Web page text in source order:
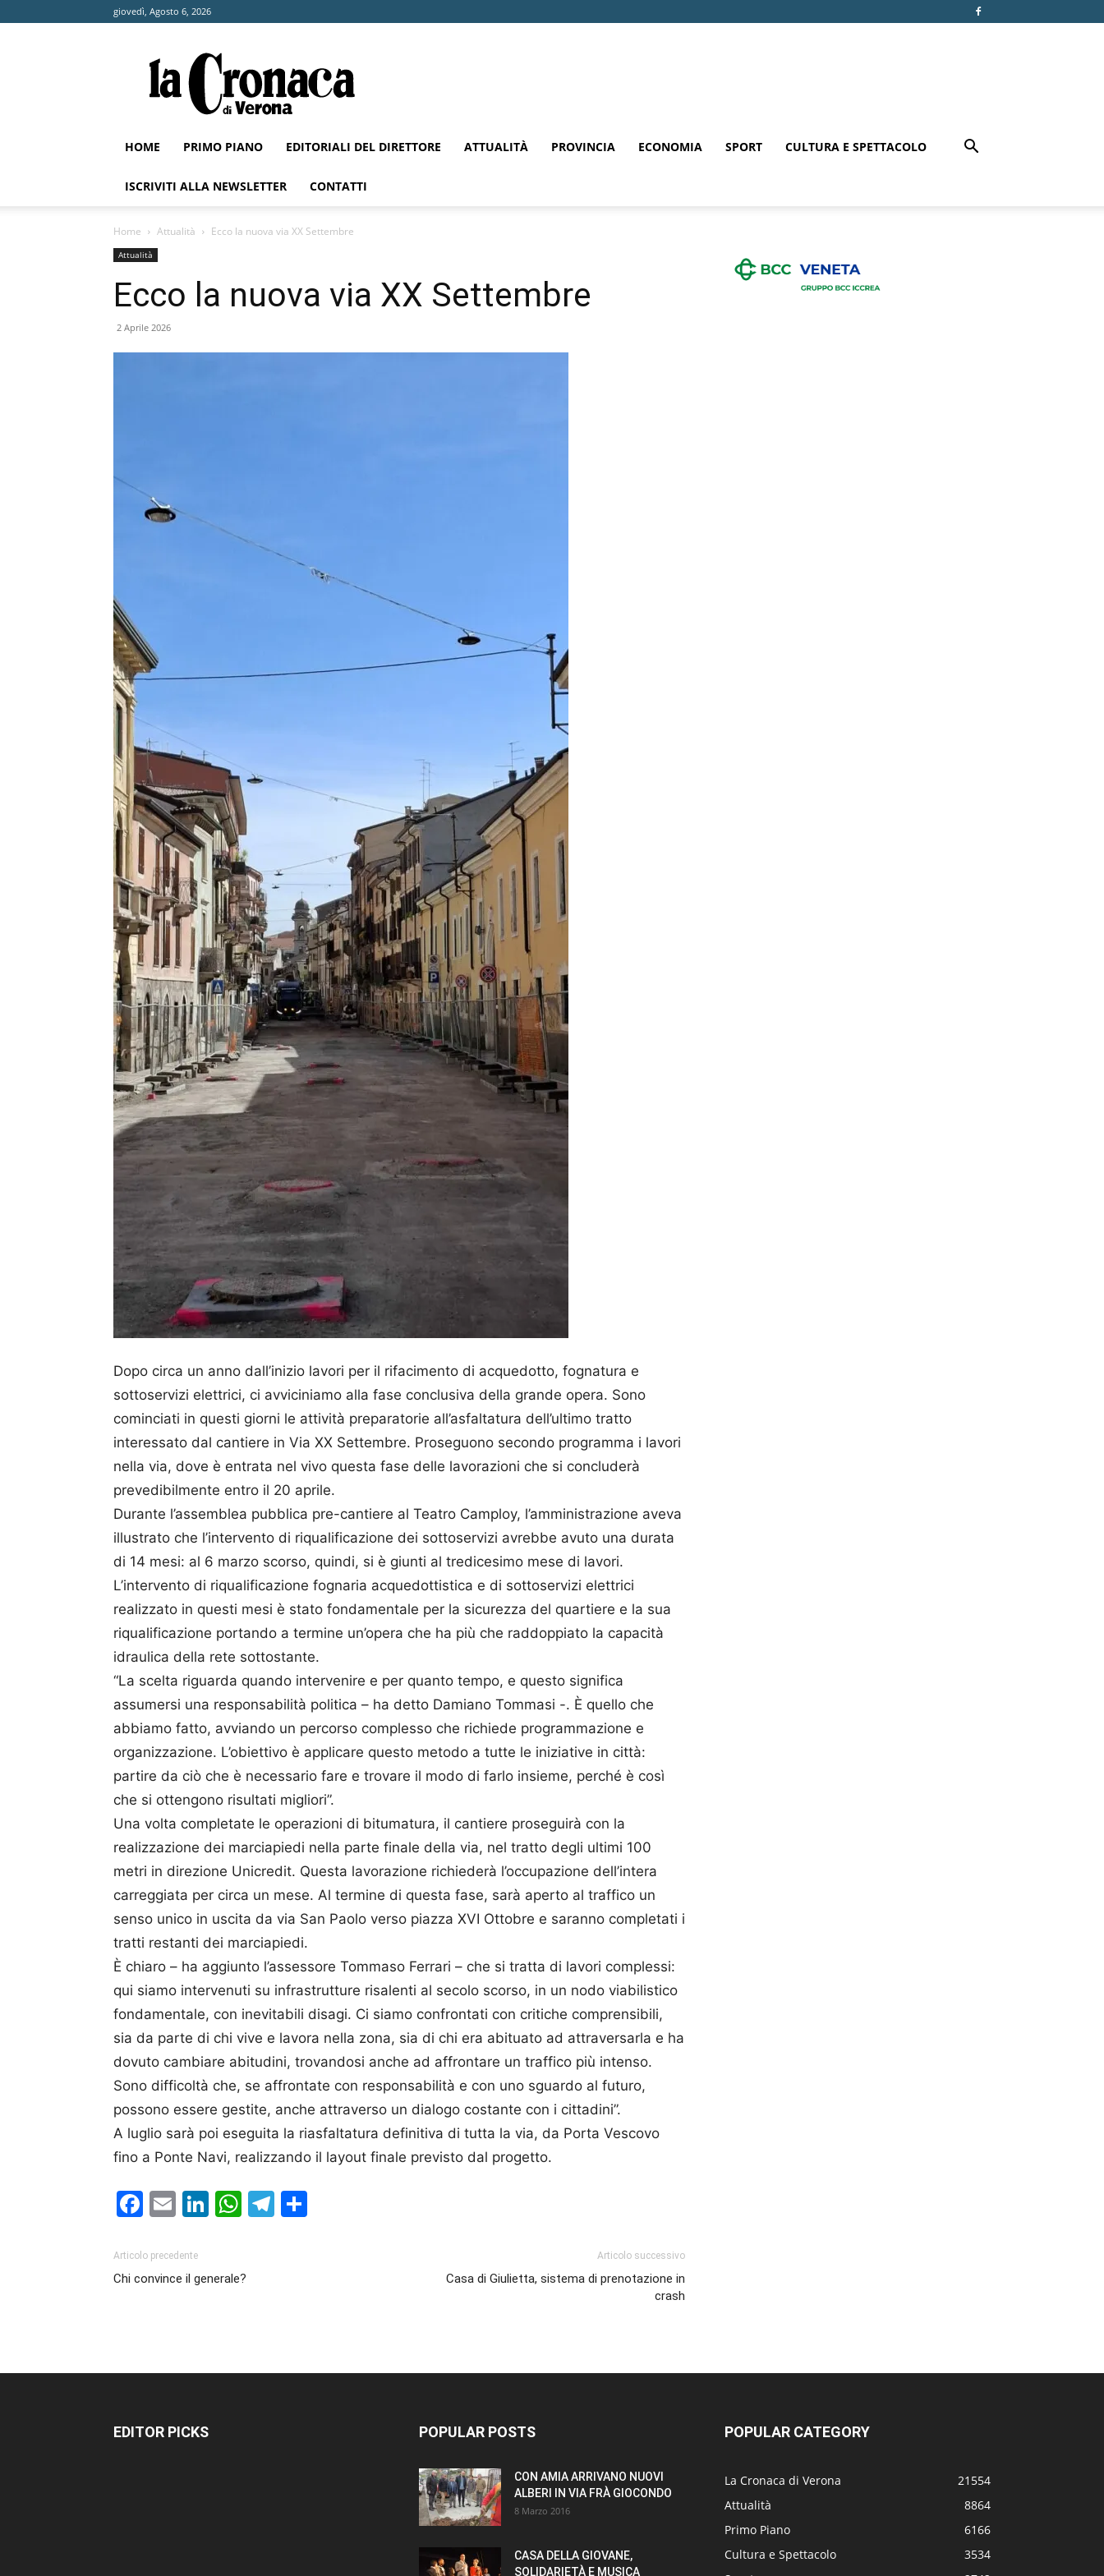
giovedì, Agosto 6, 2026
Cronaca
di
Verona
HOME PRIMO PIANO EDITORIALI DEL DIRETTORE ATTUALITÀ PROVINCIA ECONOMIA SPORT CULTURA E SPETTACOLO
ISCRIVITI ALLA NEWSLETTER CONTATTI
Home Attualità Ecco la nuova via XX Settembre
Attualità
Ecco la nuova via XX Settembre
2 Aprile 2026
Dopo circa un anno dall’inizio lavori per il rifacimento di acquedotto, fognatura e
sottoservizi elettrici, ci avviciniamo alla fase conclusiva della grande opera. Sono
cominciati in questi giorni le attività preparatorie all’asfaltatura dell’ultimo tratto
interessato dal cantiere in Via XX Settembre. Proseguono secondo programma i lavori
nella via, dove è entrata nel vivo questa fase delle lavorazioni che si concluderà
prevedibilmente entro il 20 aprile.
Durante l’assemblea pubblica pre-cantiere al Teatro Camploy, l’amministrazione aveva
illustrato che l’intervento di riqualificazione dei sottoservizi avrebbe avuto una durata
di 14 mesi: al 6 marzo scorso, quindi, si è giunti al tredicesimo mese di lavori.
L’intervento di riqualificazione fognaria acquedottistica e di sottoservizi elettrici
realizzato in questi mesi è stato fondamentale per la sicurezza del quartiere e la sua
riqualificazione portando a termine un’opera che ha più che raddoppiato la capacità
idraulica della rete sottostante.
“La scelta riguarda quando intervenire e per quanto tempo, e questo significa
assumersi una responsabilità politica – ha detto Damiano Tommasi -. È quello che
abbiamo fatto, avviando un percorso complesso che richiede programmazione e
organizzazione. L’obiettivo è applicare questo metodo a tutte le iniziative in città:
partire da ciò che è necessario fare e trovare il modo di farlo insieme, perché è così
che si ottengono risultati migliori”.
Una volta completate le operazioni di bitumatura, il cantiere proseguirà con la
realizzazione dei marciapiedi nella parte finale della via, nel tratto degli ultimi 100
metri in direzione Unicredit. Questa lavorazione richiederà l’occupazione dell’intera
carreggiata per circa un mese. Al termine di questa fase, sarà aperto al traffico un
senso unico in uscita da via San Paolo verso piazza XVI Ottobre e saranno completati i
tratti restanti dei marciapiedi.
È chiaro – ha aggiunto l’assessore Tommaso Ferrari – che si tratta di lavori complessi:
qui siamo intervenuti su infrastrutture risalenti al secolo scorso, in un nodo viabilistico
fondamentale, con inevitabili disagi. Ci siamo confrontati con critiche comprensibili,
sia da parte di chi vive e lavora nella zona, sia di chi era abituato ad attraversarla e ha
dovuto cambiare abitudini, trovandosi anche ad affrontare un traffico più intenso.
Sono difficoltà che, se affrontate con responsabilità e con uno sguardo al futuro,
possono essere gestite, anche attraverso un dialogo costante con i cittadini”.
A luglio sarà poi eseguita la riasfaltatura definitiva di tutta la via, da Porta Vescovo
fino a Ponte Navi, realizzando il layout finale previsto dal progetto.
Facebook
EmailLinkedIn
WhatsApp
Telegram
Articolo precedente
Chi convince il generale?
Articolo successivo
Casa di Giulietta, sistema di prenotazione in
crash
EDITOR PICKS POPULAR POSTS
CON AMIA ARRIVANO NUOVI
ALBERI IN VIA FRÀ GIOCONDO
8 Marzo 2016
CASA DELLA GIOVANE,
SOLIDARIETÀ E MUSICA
POPULAR CATEGORY
La Cronaca di Verona
21554
Attualità
8864
Primo Piano
6166
Cultura e Spettacolo
3534